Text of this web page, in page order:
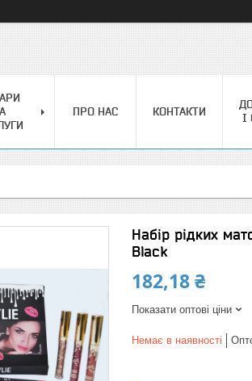
ПРО НАС КОНТАКТИ
І
Набір рідких
Black
182,18 ₴
Показати оптові ціни
Немає в наявності